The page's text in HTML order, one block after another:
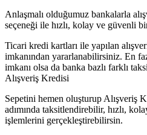
Anlaşmalı olduğumuz bankalarla
seçeneği ile hızlı, kolay ve güvenli
Ticari kredi kartları ile yapılan
imkanından yararlanabilirsiniz. En
imkanı olsa da banka bazlı farklı
Alışveriş Kredisi
Sepetini hemen oluşturup Alışveriş
adımında taksitlendirebilir, hızlı,
işlemlerini gerçekleştirebilirsin.